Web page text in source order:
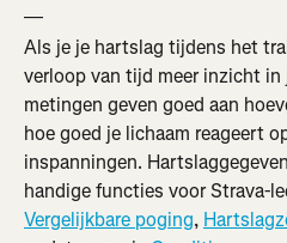
—
Als je je hartslag tijdens het
verloop van tijd meer inzicht in
metingen geven goed aan
hoe goed je lichaam reageert
inspanningen.
handige functies voor Strava-
Vergelijkbare poging,